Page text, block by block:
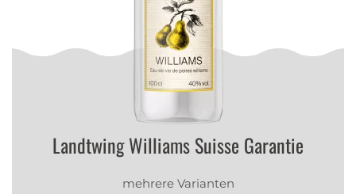
Landtwing Williams Suisse Garantie
mehrere Varianten